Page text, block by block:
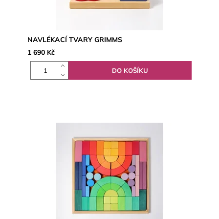
NAVLÉKACÍ TVARY GRIMMS
1 690 Kč